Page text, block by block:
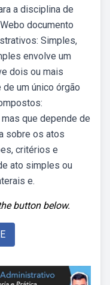
a disciplina de
documento
Simples,
envolve um
dois ou mais
um único órgão
que depende de
sobre os atos
critérios e
ato simples ou
e.
button below.